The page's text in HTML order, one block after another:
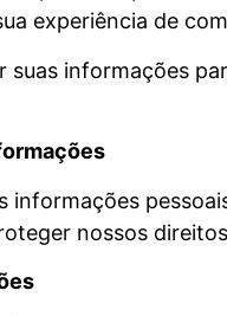
experiência de
suas informações
informações
nossos